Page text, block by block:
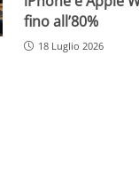
fino all’80%
18 Luglio 2026